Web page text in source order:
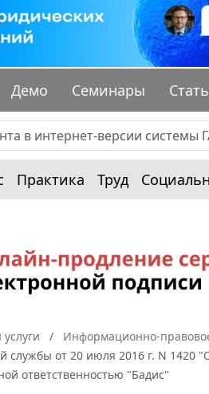
Демо Семинары
Практика Труд
Информационно-
службы от 20 июля 2016 г. N 1420
ответственностью "Бадис"